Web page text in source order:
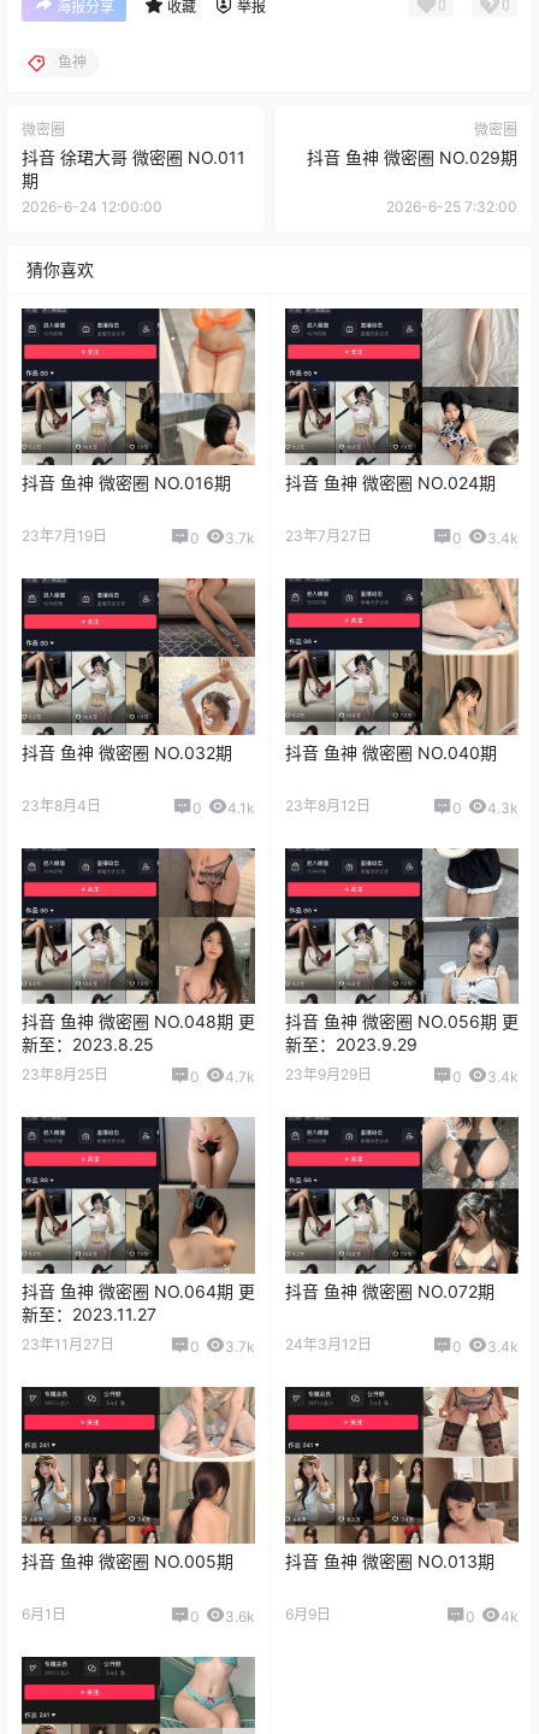
海报分享 收藏 举报
鱼神
微密圈
抖音 徐珺大哥 微密圈 NO.011
期
2026-6-24 12:00:00
微密圈
抖音 鱼神 微密圈 NO.029期
2026-6-25 7:32:00
猜你喜欢
抖音 鱼神 微密圈 NO.016期
23年7月19日 0 3.7k
抖音 鱼神 微密圈 NO.024期
23年7月27日 0 3.4k
抖音 鱼神 微密圈 NO.032期
23年8月4日 0 4.1k
抖音 鱼神 微密圈 NO.040期
23年8月12日 0 4.3k
抖音 鱼神 微密圈 NO.048期 更
新至：2023.8.25
23年8月25日 0 4.7k
抖音 鱼神 微密圈 NO.056期 更
新至：2023.9.29
23年9月29日 0 3.4k
抖音 鱼神 微密圈 NO.064期 更
新至：2023.11.27
23年11月27日 0 3.7k
抖音 鱼神 微密圈 NO.072期
24年3月12日 0 3.4k
抖音 鱼神 微密圈 NO.005期
6月1日 0 3.6k
抖音 鱼神 微密圈 NO.013期
6月9日 0 4k